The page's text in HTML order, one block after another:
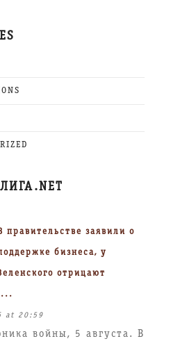
правительстве заявили о
бизнеса, у
отрицают
at 20:59
войны, 5 августа. В